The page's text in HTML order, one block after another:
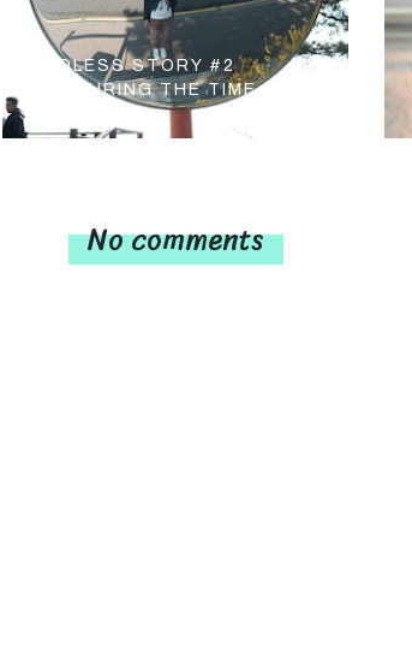
ENDLESS STORY #2
CAPTURING THE TIME
No comments